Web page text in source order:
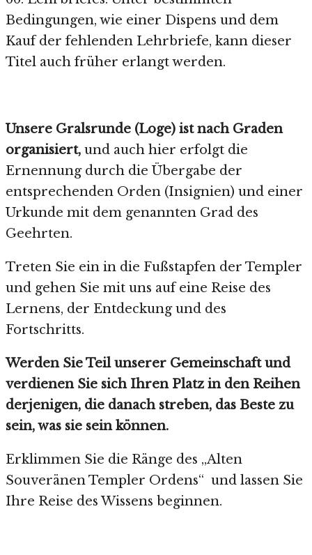
Bedingungen, wie einer Dispens und dem
Kauf der fehlenden Lehrbriefe, kann dieser
Titel auch früher erlangt werden.
Unsere Gralsrunde (Loge) ist nach Graden
organisiert, und auch hier erfolgt die
Ernennung durch die Übergabe der
entsprechenden Orden (Insignien) und einer
Urkunde mit dem genannten Grad des
Geehrten.
Treten Sie ein in die Fußstapfen der Templer
und gehen Sie mit uns auf eine Reise des
Lernens, der Entdeckung und des
Fortschritts.
Werden Sie Teil unserer Gemeinschaft und
verdienen Sie sich Ihren Platz in den Reihen
derjenigen, die danach streben, das Beste zu
sein, was sie sein können.
Erklimmen Sie die Ränge des „Alten
Souveränen Templer Ordens“ und lassen Sie
Ihre Reise des Wissens beginnen.